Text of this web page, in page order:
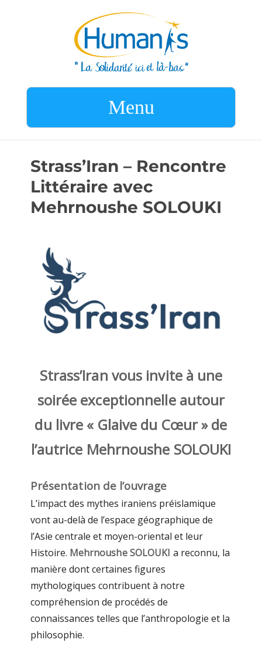
Menu
Strass’Iran – Rencontre
Littéraire avec
Mehrnoushe SOLOUKI
Strass’Iran vous invite à une
soirée exceptionnelle autour
du livre « Glaive du Cœur » de
l’autrice Mehrnoushe SOLOUKI
Présentation de l’ouvrage
L’impact des mythes iraniens préislamique
vont au-delà de l’espace géographique de
l’Asie centrale et moyen-oriental et leur
Histoire. Mehrnoushe SOLOUKI a reconnu, la
manière dont certaines figures
mythologiques contribuent à notre
compréhension de procédés de
connaissances telles que l’anthropologie et la
philosophie.